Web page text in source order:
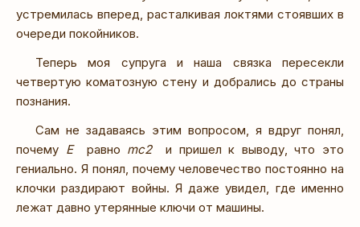
устремилась вперед, расталкивая локтями стоявших в
очереди покойников.
Теперь моя супруга и наша связка пересекли
четвертую коматозную стену и добрались до страны
познания.
Сам не задаваясь этим вопросом, я вдруг понял,
почему Eравно mc2и пришел к выводу, что это
гениально. Я понял, почему человечество постоянно на
клочки раздирают войны. Я даже увидел, где именно
лежат давно утерянные ключи от машины.